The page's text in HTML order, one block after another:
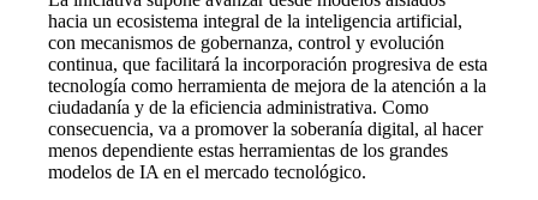
hacia un ecosistema integral de la inteligencia artificial,
con mecanismos de gobernanza, control y evolución
continua, que facilitará la incorporación progresiva de esta
tecnología como herramienta de mejora de la atención a la
ciudadanía y de la eficiencia administrativa. Como
consecuencia, va a promover la soberanía digital, al hacer
menos dependiente estas herramientas de los grandes
modelos de IA en el mercado tecnológico.